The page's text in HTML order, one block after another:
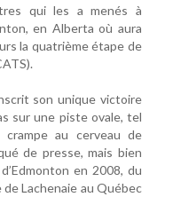
qui les a menés à
en Alberta où aura
la quatrième étape de
son unique victoire
sur une piste ovale, tel
au cerveau de
de presse, mais bien
en 2008, du
Lachenaie au Québec